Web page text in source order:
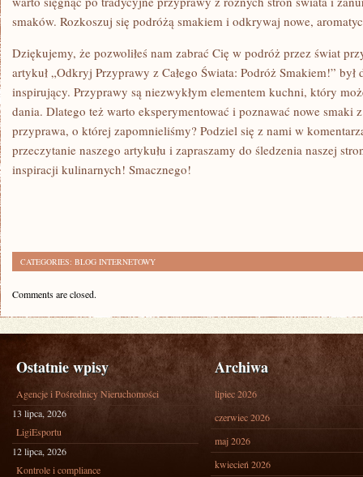
smaków. Rozkoszuj się podróżą smakiem i odkrywaj nowe,
Dziękujemy, że pozwoliłeś nam ⁢zabrać Cię w podróż⁢ przez‌ świat
artykuł „Odkryj Przyprawy z Całego Świata: Podróż Smakiem!”
inspirujący. Przyprawy są niezwykłym elementem kuchni, który
dania.⁢ Dlatego też warto eksperymentować i poznawać nowe smaki
przyprawa, o której zapomnieliśmy?⁢ Podziel się z nami w
przeczytanie ⁣naszego artykułu i⁢ zapraszamy do śledzenia naszej
inspiracji‌ kulinarnych! ⁣Smacznego!
CATEGORIES: BLOG INTERNETOWY
Comments are closed.
Ostatnie wpisy
Agencje i Pośrednicy Nieruchomości
13 lipca, 2026
LigiEsportu
12 lipca, 2026
Kontrole i compliance
Archiwa
lipiec 2026
czerwiec 2026
maj 2026
kwiecień 2026